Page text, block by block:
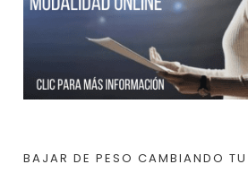
BAJAR DE PESO CAMBIANDO TU